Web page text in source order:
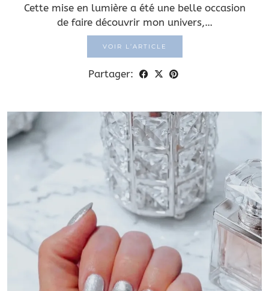
Cette mise en lumière a été une belle occasion
de faire découvrir mon univers,…
VOIR L’ARTICLE
Partager: